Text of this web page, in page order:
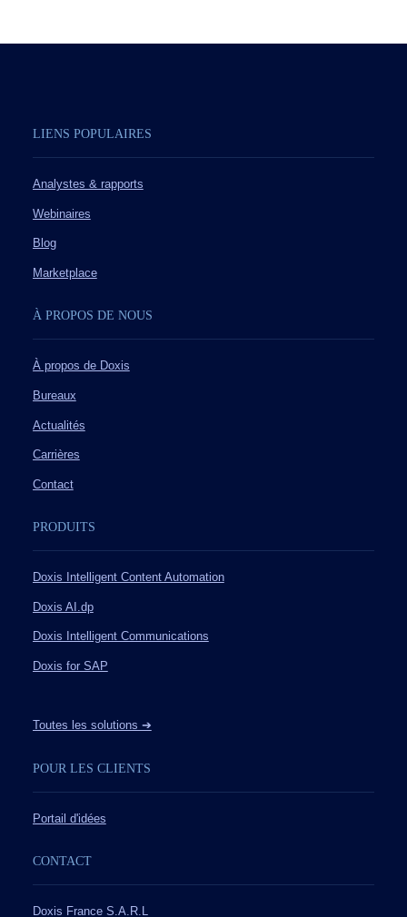
LIENS POPULAIRES
Analystes & rapports
Webinaires
Blog
Marketplace
À PROPOS DE NOUS
À propos de Doxis
Bureaux
Actualités
Carrières
Contact
PRODUITS
Doxis Intelligent Content Automation
Doxis AI.dp
Doxis Intelligent Communications
Doxis for SAP
Toutes les solutions ➔
POUR LES CLIENTS
Portail d'idées
CONTACT
Doxis France S.A.R.L